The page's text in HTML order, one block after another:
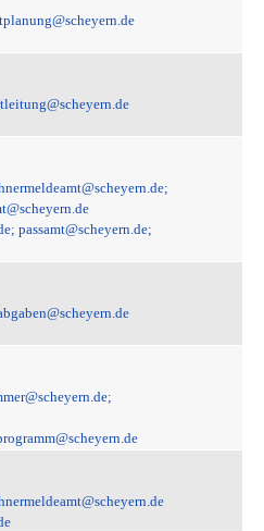
passamt@scheyern.de;